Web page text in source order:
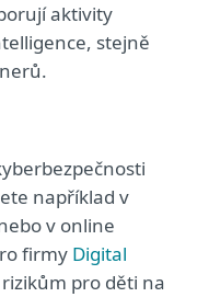
aktivity
stejně
například v
v online
firmy Digital
pro děti na